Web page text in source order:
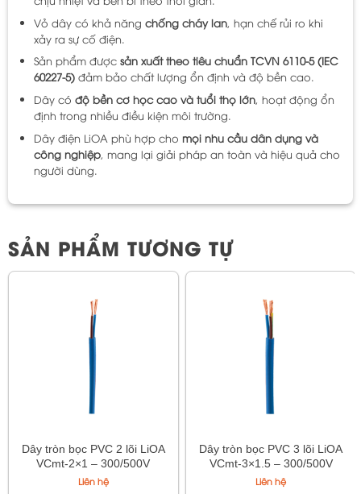
Vỏ dây có khả năng chống cháy lan, hạn chế rủi ro khi
xảy ra sự cố điện.
Sản phẩm được sản xuất theo tiêu chuẩn TCVN 6110-5 (IEC
60227-5)đảm bảo chất lượng ổn định và độ bền cao.
Dây có độ bền cơ học cao và tuổi thọ lớn, hoạt động ổn
định trong nhiều điều kiện môi trường.
Dây điện LiOA phù hợp cho mọi nhu cầu dân dụng và
công nghiệp, mang lại giải pháp an toàn và hiệu quả cho
người dùng.
SẢN PHẨM TƯƠNG TỰ
Dây tròn bọc PVC 2 lõi LiOA
VCmt-2×1 – 300/500V
TCVN 6610-5
Liên hệ
Dây tròn bọc PVC 3 lõi LiOA
VCmt-3×1.5 – 300/500V
TCVN 6610-5
Liên hệ